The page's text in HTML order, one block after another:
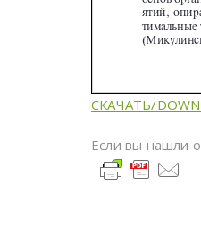
СКАЧАТЬ/
Если вы нашли